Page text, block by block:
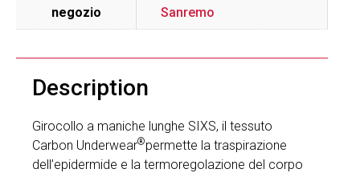
negozio Sanremo
Description
Girocollo a maniche lunghe SIXS, il tessuto
Carbon Underwear®permette la traspirazione
dell’epidermide e la termoregolazione del corpo